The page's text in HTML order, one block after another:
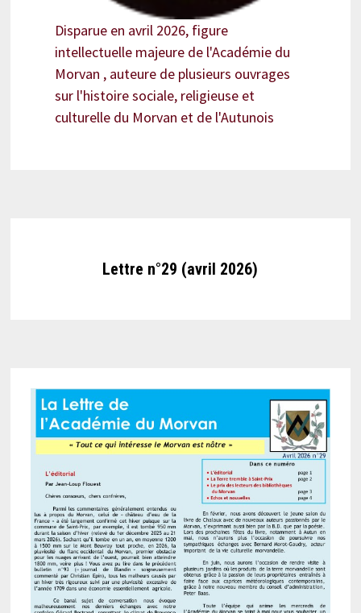
Disparue en avril 2026, figure
intellectuelle majeure de l'Académie du
Morvan , auteure de plusieurs ouvrages
sur l'histoire sociale, religieuse et
culturelle du Morvan et de l'Autunois
Lettre n°29 (avril 2026)